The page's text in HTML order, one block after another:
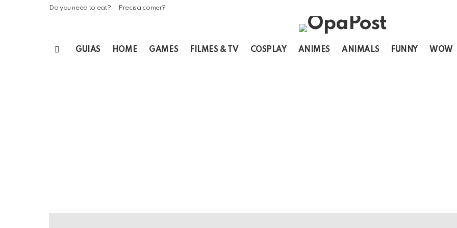
Do you need to eat? Precisa comer?
GUIAS HOME GAMES FILMES & TV COSPLAY ANIMES ANIMALS FUNNY WOW